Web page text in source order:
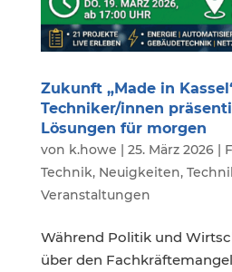
Zukunft „Made in
Techniker/innen
Lösungen für morgen
von k.howe | 25. März 2026|
Technik, Neuigkeiten,
Veranstaltungen
Während Politik und
über den